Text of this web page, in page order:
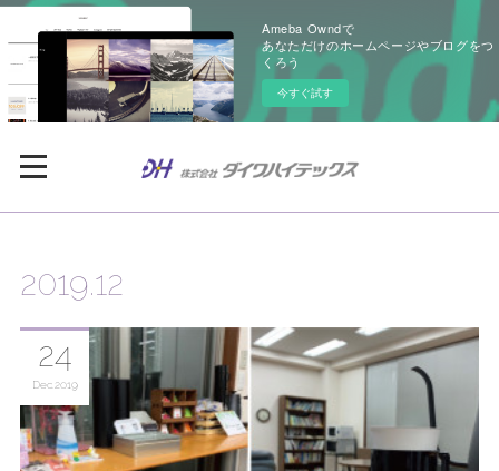
Ameba Owndで
あなただけのホームページやブログをつ
くろう
今すぐ試す
2019.12
24
Dec 2019